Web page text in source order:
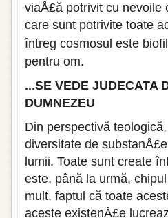
viaÅ£ă potrivit cu nevoile
care sunt potrivite toate
întreg cosmosul este
pentru om.
...SE VEDE JUDECATA
DUMNEZEU
Din perspectivă
diversitate de
lumii. Toate sunt create
este, până la urmă,
mult, faptul că toate
aceste existenÅ£e